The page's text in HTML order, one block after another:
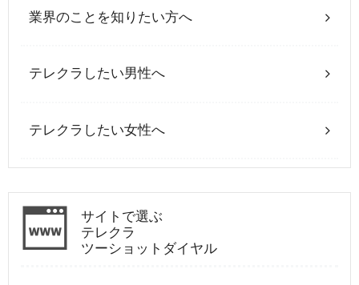
業界のことを知りたい方へ
テレクラしたい男性へ
テレクラしたい女性へ
サイトで選ぶ
テレクラ
ツーショットダイヤル